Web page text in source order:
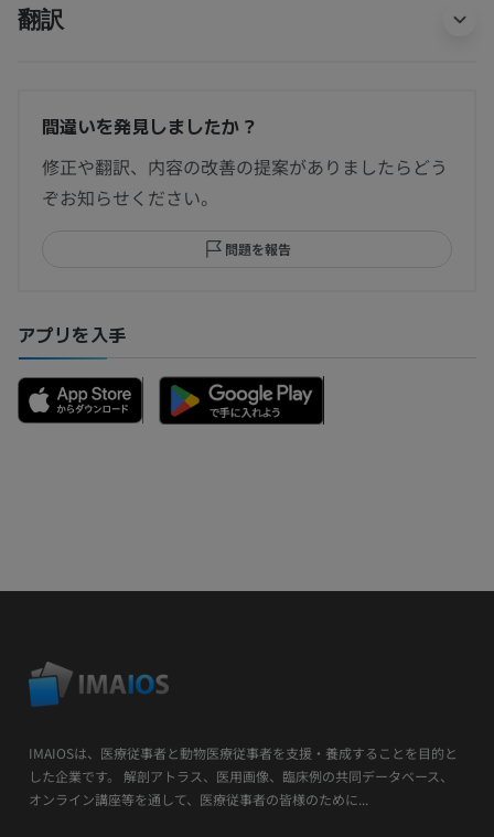
翻訳
間違いを発見しましたか？
修正や翻訳、内容の改善の提案がありましたらどう
ぞお知らせください。
問題を報告
アプリを入手
IMAIOSは、医療従事者と動物医療従事者を支援・養成することを目的と
した企業です。 解剖アトラス、医用画像、臨床例の共同データベース、
オンライン講座等を通して、医療従事者の皆様のために...